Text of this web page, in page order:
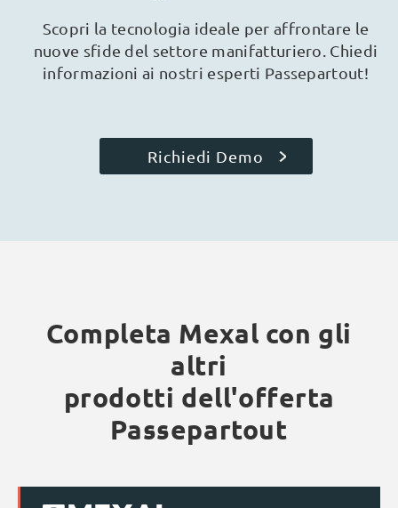
Scopri la tecnologia ideale per affrontare le
nuove sfide del settore manifatturiero. Chiedi
informazioni ai nostri esperti Passepartout!
Richiedi Demo
Completa Mexal con gli
altri
prodotti dell'offerta
Passepartout